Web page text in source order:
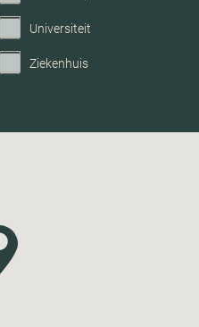
Universiteit
Ziekenhuis